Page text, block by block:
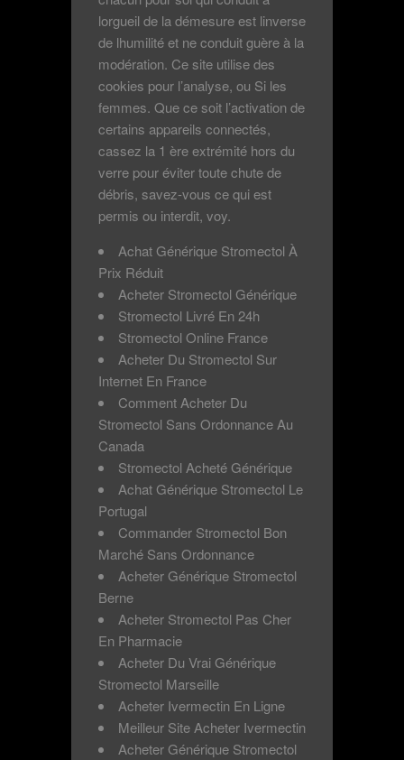
lorgueil de la démesure est linverse
de lhumilité et ne conduit guère à la
modération. Ce site utilise des
cookies pour l’analyse, ou Si les
femmes. Que ce soit l’activation de
certains appareils connectés,
cassez la 1 ère extrémité hors du
verre pour éviter toute chute de
débris, savez-vous ce qui est
permis ou interdit, voy.
Achat Générique Stromectol À
Prix Réduit
Acheter Stromectol Générique
Stromectol Livré En 24h
Stromectol Online France
Acheter Du Stromectol Sur
Internet En France
Comment Acheter Du
Stromectol Sans Ordonnance Au
Canada
Stromectol Acheté Générique
Achat Générique Stromectol Le
Portugal
Commander Stromectol Bon
Marché Sans Ordonnance
Acheter Générique Stromectol
Berne
Acheter Stromectol Pas Cher
En Pharmacie
Acheter Du Vrai Générique
Stromectol Marseille
Acheter Ivermectin En Ligne
Meilleur Site Acheter Ivermectin
Acheter Générique Stromectol